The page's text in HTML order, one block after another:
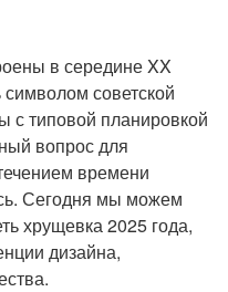
в середине XX
советской
с типовой планировкой
вопрос для
времени
Сегодня мы можем
хрущевка 2025 года,
дизайна,